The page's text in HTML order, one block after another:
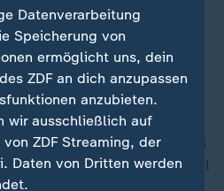
noch einmal deutlich
derUNleidet fast die
Hunger. Brot, Tee und
Familien zu den
Mangel . Immer mehr Brunnen
geben Menschen ein Drittel
Wasser aus, das
Datenverarbeitung
Speicherung von
ermöglicht uns, dein
ZDF an dich anzupassen
anzubieten.
wir ausschließlich auf
ZDF Streaming, der
Daten von Dritten werden